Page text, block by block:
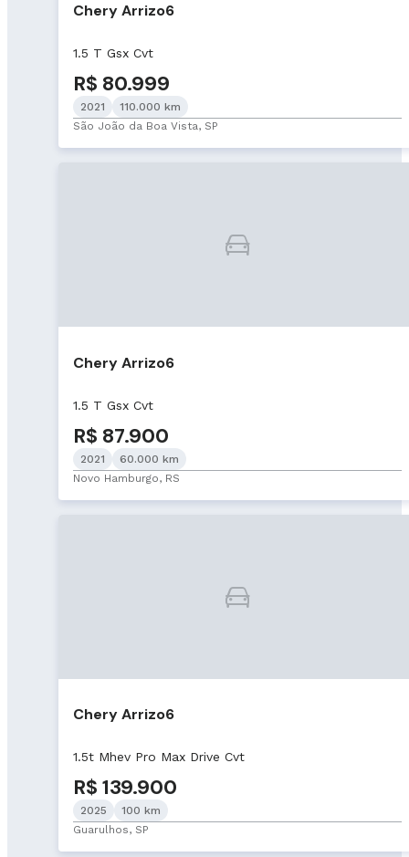
Chery Arrizo6
1.5 T Gsx Cvt
R$ 80.999
2021
110.000 km
São João da Boa Vista, SP
Chery Arrizo6
1.5 T Gsx Cvt
R$ 87.900
2021
60.000 km
Novo Hamburgo, RS
Chery Arrizo6
1.5t Mhev Pro Max Drive Cvt
R$ 139.900
2025
100 km
Guarulhos, SP